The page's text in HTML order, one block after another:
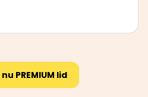
PREMIUM lid